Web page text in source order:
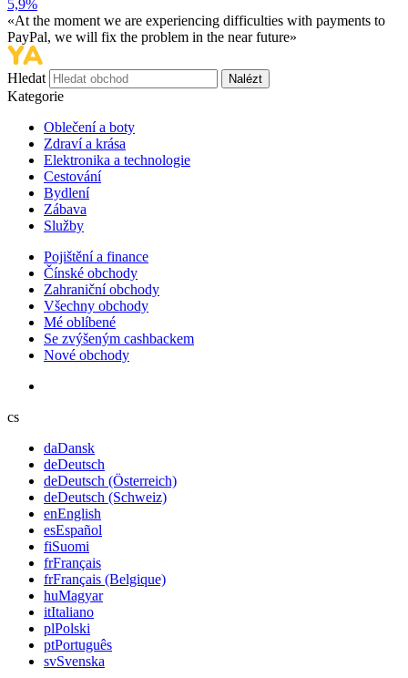
5,9%
«At the moment we are experiencing difficulties with payments to
PayPal, we will fix the problem in the near future»
Hledat Nalézt
Kategorie
Oblečení a boty
Zdraví a krása
Elektronika a technologie
Cestování
Bydlení
Zábava
Služby
Pojištění a finance
Čínské obchody
Zahraniční obchody
Všechny obchody
Mé oblíbené
Se zvýšeným cashbackem
Nové obchody
cs
daDansk
deDeutsch
deDeutsch (Österreich)
deDeutsch (Schweiz)
enEnglish
esEspañol
fiSuomi
frFrançais
frFrançais (Belgique)
huMagyar
itItaliano
plPolski
ptPortuguês
svSvenska